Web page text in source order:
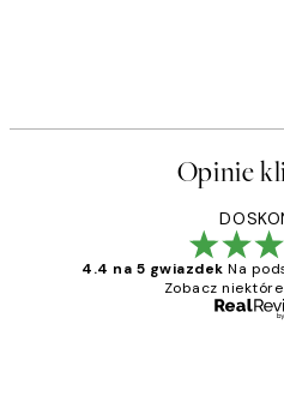
Opinie
4.4 na 5 gwiazdek Na
Zobacz